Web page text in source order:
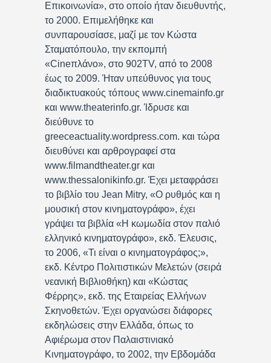
Επικοινωνία», στο οποίο ήταν διευθυντής,
το 2000. Επιμελήθηκε και
συνπαρουσίασε, μαζί με τον Κώστα
Σταματόπουλο, την εκπομπή
«Cineπλάνο», στο 902TV, από το 2008
έως το 2009. Ήταν υπεύθυνος για τους
διαδικτυακούς τόπους www.cinemainfo.gr
και www.theaterinfo.gr. Ίδρυσε και
διεύθυνε το
greeceactuality.wordpress.com. και τώρα
διευθύνει και αρθρογραφεί στα
www.filmandtheater.gr και
www.thessalonikinfo.gr. Έχει μεταφράσει
το βιβλίο του Jean Mitry, «Ο ρυθμός και η
μουσική στον κινηματογράφο», έχει
γράψει τα βιβλία «Η κωμωδία στον παλιό
ελληνικό κινηματογράφο», εκδ. Έλευσις,
το 2006, «Τι είναι ο κινηματογράφος;»,
εκδ. Κέντρο Πολιτιστικών Μελετών (σειρά
νεανική Βιβλιοθήκη) και «Κώστας
Φέρρης», εκδ. της Εταιρείας Ελλήνων
Σκηνοθετών. Έχει οργανώσει διάφορες
εκδηλώσεις στην Ελλάδα, όπως το
Αφιέρωμα στον Παλαιστινιακό
Κινηματογράφο, το 2002, την Εβδομάδα